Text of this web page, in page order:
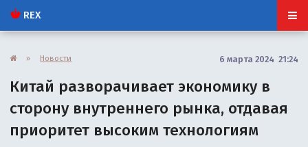
REX
» Новости 6 марта 2024 21:24
Китай разворачивает экономику в
сторону внутреннего рынка, отдавая
приоритет высоким технологиям